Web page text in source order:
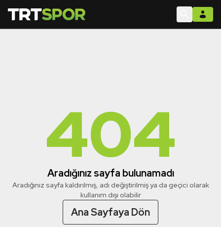
404
Aradığınız sayfa bulunamadı
Aradığınız sayfa kaldırılmış, adı değiştirilmiş ya da geçici olarak
kullanım dışı olabilir
Ana Sayfaya Dön